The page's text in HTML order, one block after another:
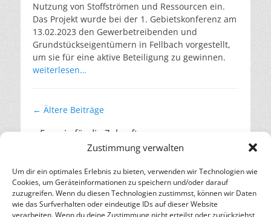
Zustimmung verwalten
Um dir ein optimales Erlebnis zu bieten, verwenden wir Technologien wie
Cookies, um Geräteinformationen zu speichern und/oder darauf
zuzugreifen. Wenn du diesen Technologien zustimmst, können wir Daten
wie das Surfverhalten oder eindeutige IDs auf dieser Website
verarbeiten. Wenn du deine Zustimmung nicht erteilst oder zurückziehst,
Nutzung von Stoffströmen und Ressourcen ein.
Das Projekt wurde bei der 1. Gebietskonferenz am
13.02.2023 den Gewerbetreibenden und
Grundstückseigentümern in Fellbach vorgestellt,
um sie für eine aktive Beteiligung zu gewinnen.
weiterlesen…
Beitragsnavigation
← Ältere Beiträge
– Energie für die Zukunft –
SOLARIFY, das unabhängige Informationsportal für
Erneuerbare Energien, Klimawandel und Energiewende.
kontakt|impressum|datenschutz